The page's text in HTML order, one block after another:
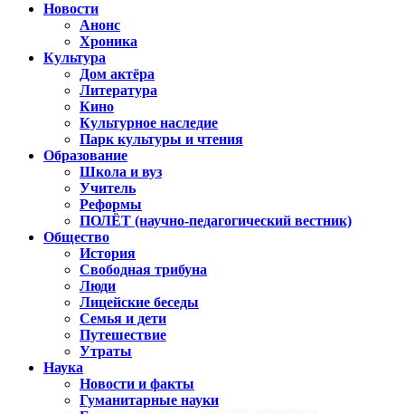
Новости
Анонс
Хроника
Культура
Дом актёра
Литература
Кино
Культурное наследие
Парк культуры и чтения
Образование
Школа и вуз
Учитель
Реформы
ПОЛЁТ (научно-педагогический вестник)
Общество
История
Свободная трибуна
Люди
Лицейские беседы
Семья и дети
Путешествие
Утраты
Наука
Новости и факты
Гуманитарные науки